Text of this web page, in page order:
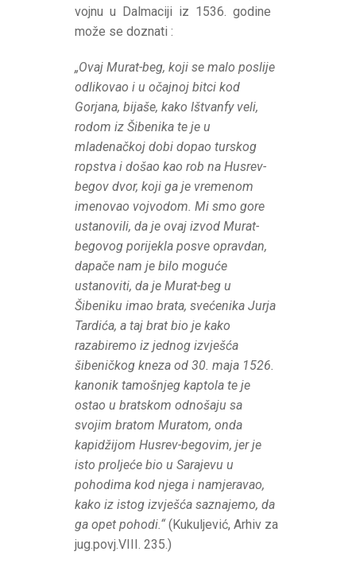
vojnu u Dalmaciji iz 1536. godine
može se doznati :
„Ovaj Murat-beg, koji se malo poslije
odlikovao i u očajnoj bitci kod
Gorjana, bijaše, kako Ištvanfy veli,
rodom iz Šibenika te je u
mladenačkoj dobi dopao turskog
ropstva i došao kao rob na Husrev-
begov dvor, koji ga je vremenom
imenovao vojvodom. Mi smo gore
ustanovili, da je ovaj izvod Murat-
begovog porijekla posve opravdan,
dapače nam je bilo moguće
ustanoviti, da je Murat-beg u
Šibeniku imao brata, svećenika Jurja
Tardića, a taj brat bio je kako
razabiremo iz jednog izvješća
šibeničkog kneza od 30. maja 1526.
kanonik tamošnjeg kaptola te je
ostao u bratskom odnošaju sa
svojim bratom Muratom, onda
kapidžijom Husrev-begovim, jer je
isto proljeće bio u Sarajevu u
pohodima kod njega i namjeravao,
kako iz istog izvješća saznajemo, da
ga opet pohodi.“ (Kukuljević, Arhiv za
jug.povj.VIII. 235.)